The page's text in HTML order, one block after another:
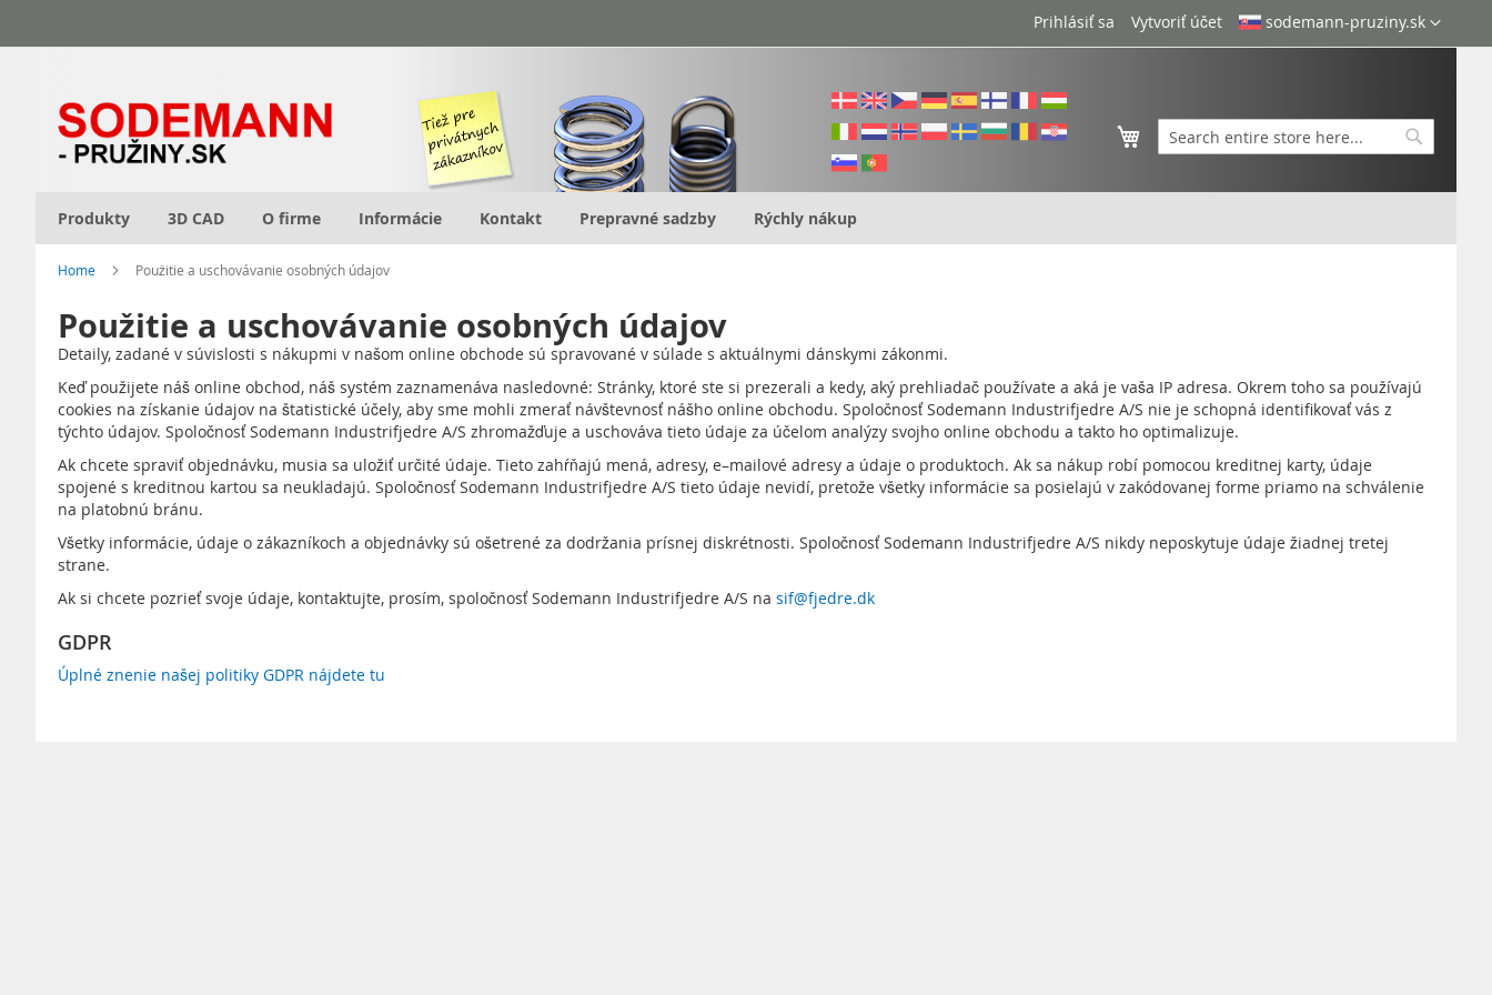
to
Language
sodemann-pruziny.sk
Prihlásiť sa Vytvoriť účet
Môj košík
Search
Produkty 3D CAD O firme Informácie Kontakt Prepravné sadzby Rýchly nákup
Home Použitie a uschovávanie osobných údajov
Použitie a uschovávanie osobných údajov
Detaily, zadané v súvislosti s nákupmi v našom online obchode sú spravované v súlade s aktuálnymi dánskymi zákonmi.
Keď použijete náš online obchod, náš systém zaznamenáva nasledovné: Stránky, ktoré ste si prezerali a kedy, aký prehliadač používate a aká je vaša IP adresa. Okrem toho sa používajú
cookies na získanie údajov na štatistické účely, aby sme mohli zmerať návštevnosť nášho online obchodu. Spoločnosť Sodemann Industrifjedre A/S nie je schopná identifikovať vás z
týchto údajov. Spoločnosť Sodemann Industrifjedre A/S zhromažďuje a uschováva tieto údaje za účelom analýzy svojho online obchodu a takto ho optimalizuje.
Ak chcete spraviť objednávku, musia sa uložiť určité údaje. Tieto zahŕňajú mená, adresy, e–mailové adresy a údaje o produktoch. Ak sa nákup robí pomocou kreditnej karty, údaje
spojené s kreditnou kartou sa neukladajú. Spoločnosť Sodemann Industrifjedre A/S tieto údaje nevidí, pretože všetky informácie sa posielajú v zakódovanej forme priamo na schválenie
na platobnú bránu.
Všetky informácie, údaje o zákazníkoch a objednávky sú ošetrené za dodržania prísnej diskrétnosti. Spoločnosť Sodemann Industrifjedre A/S nikdy neposkytuje údaje žiadnej tretej
strane.
Ak si chcete pozrieť svoje údaje, kontaktujte, prosím, spoločnosť Sodemann Industrifjedre A/S na sif@fjedre.dk
GDPR
Úplné znenie našej politiky GDPR nájdete tu